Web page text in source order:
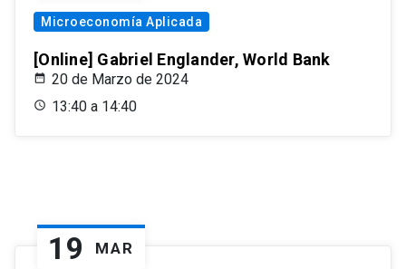
Microeconomía Aplicada
[Online] Gabriel Englander, World Bank
20 de Marzo de 2024
13:40 a 14:40
19 MAR